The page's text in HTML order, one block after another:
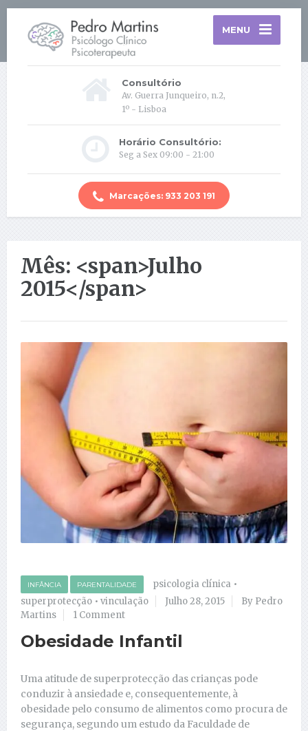
MENU
Consultório
Av. Guerra Junqueiro, n.2,
1º - Lisboa
Horário Consultório:
Seg a Sex 09:00 - 21:00
Marcações: 933 203 191
Mês: <span>Julho
2015</span>
INFÂNCIA PARENTALIDADE psicologia clínica •
superprotecção • vinculação Julho 28, 2015
By Pedro
Martins
1 Comment
Obesidade Infantil
Uma atitude de superprotecção das crianças pode
conduzir à ansiedade e, consequentemente, à
obesidade pelo consumo de alimentos como procura de
segurança, segundo um estudo da Faculdade de